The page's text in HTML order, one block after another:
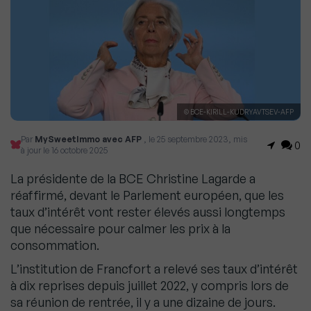
© BCE-KIRILL-KUDRYAVTSEV-AFP
Par MySweetImmo avec AFP , le 25 septembre 2023, mis
à jour le 16 octobre 2025
0
La présidente de la BCE Christine Lagarde a
réaffirmé, devant le Parlement européen, que les
taux d’intérêt vont rester élevés aussi longtemps
que nécessaire pour calmer les prix à la
consommation.
L’institution de Francfort a relevé ses taux d’intérêt
à dix reprises depuis juillet 2022, y compris lors de
sa réunion de rentrée, il y a une dizaine de jours.